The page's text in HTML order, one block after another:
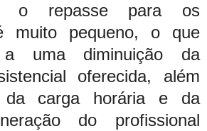
o repasse para os
muito pequeno, o que
uma diminuição da
oferecida, além
da carga horária e da
do profissional